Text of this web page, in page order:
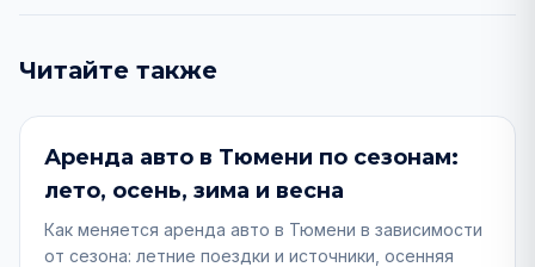
Читайте также
wb_sunny
Сезон за рулём
Аренда авто в Тюмени по сезонам:
лето, осень, зима и весна
Как меняется аренда авто в Тюмени в зависимости
от сезона: летние поездки и источники, осенняя